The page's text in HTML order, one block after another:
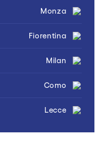
Monza
Fiorentina
Milan
Como
Lecce